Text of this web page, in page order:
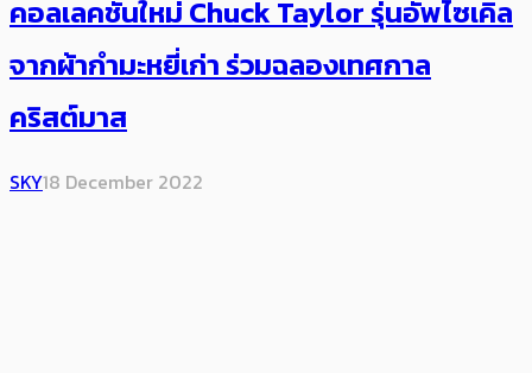
คอลเลคชั่นใหม่ Chuck Taylor รุ่น​อัพไซเคิล
จากผ้ากำมะหยี่เก่า​ ร่วมฉลองเทศกาล
คริสต์มาส
SKY18 December 2022